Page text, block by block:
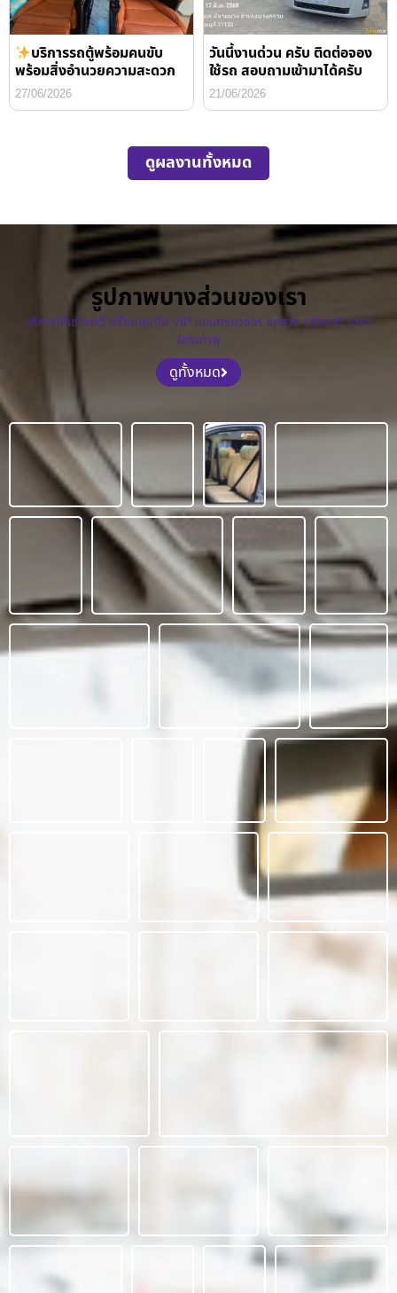
บริการรถตู้พร้อมคนขับ
พร้อมสิ่งอำนวยความสะดวก
27/06/2026
วันนี้งานด่วน ครับ ติดต่อจอง
ใช้รถ สอบถามเข้ามาได้ครับ
21/06/2026
ดูผลงานทั้งหมด
รูปภาพบางส่วนของเรา
บริการให้เช่ารถตู้ พร้อมคนขับ VIP แบบครบวงจร รถสวย บริการดี ราคา
มิตรภาพ
ดูทั้งหมด